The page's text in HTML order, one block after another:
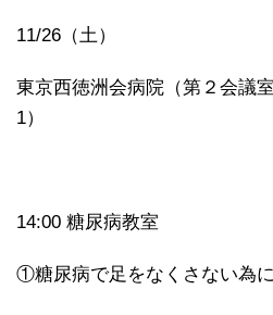
11/26（土）
東京西徳洲会病院（第２会議
1）
14:00 糖尿病教室
①糖尿病で足をなくさない為に